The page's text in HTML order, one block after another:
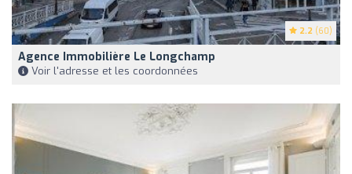
2.2 (60)
Agence Immobilière Le Longchamp
Voir l'adresse et les coordonnées